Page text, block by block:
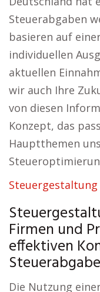
Steuerabgaben
basieren auf
individuellen
aktuellen
wir auch Ihre
von diesen
Konzept, das
Hauptthemen
Steuergestaltung
Firmen und
effektiven
Die Nutzung